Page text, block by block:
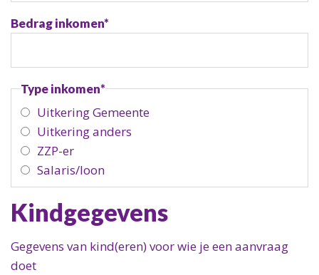
Bedrag inkomen*
Type inkomen*
Uitkering Gemeente
Uitkering anders
ZZP-er
Salaris/loon
Kindgegevens
Gegevens van kind(eren) voor wie je een aanvraag
doet